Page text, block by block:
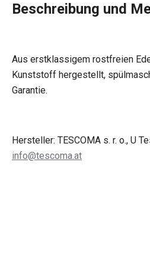
Beschreibung und
Aus erstklassigem rostfreien
Kunststoff hergestellt,
Garantie.
Hersteller: TESCOMA s. r. o., U
info@tescoma.at